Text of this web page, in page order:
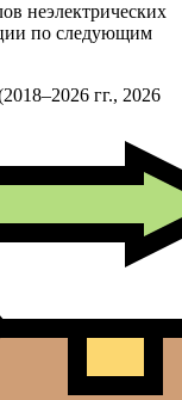
неэлектрических
по следующим
гг., 2026